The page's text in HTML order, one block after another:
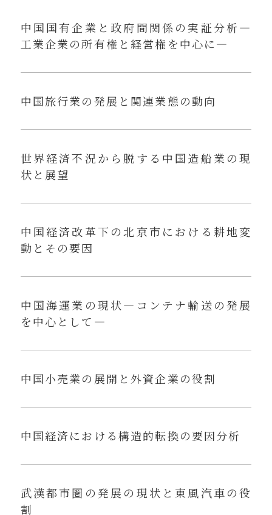
中国国有企業と政府間関係の実証分析—
工業企業の所有権と経営権を中心に—
中国旅行業の発展と関連業態の動向
世界経済不況から脱する中国造船業の現
状と展望
中国経済改革下の北京市における耕地変
動とその要因
中国海運業の現状—コンテナ輸送の発展
を中心として—
中国小売業の展開と外資企業の役割
中国経済における構造的転換の要因分析
武漢都市圏の発展の現状と東風汽車の役
割